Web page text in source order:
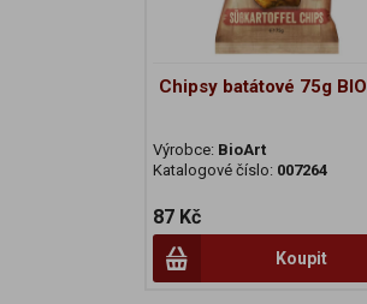
Chipsy batátové 75g BIO
Výrobce: BioArt
Katalogové číslo: 007264
87 Kč
Koupit